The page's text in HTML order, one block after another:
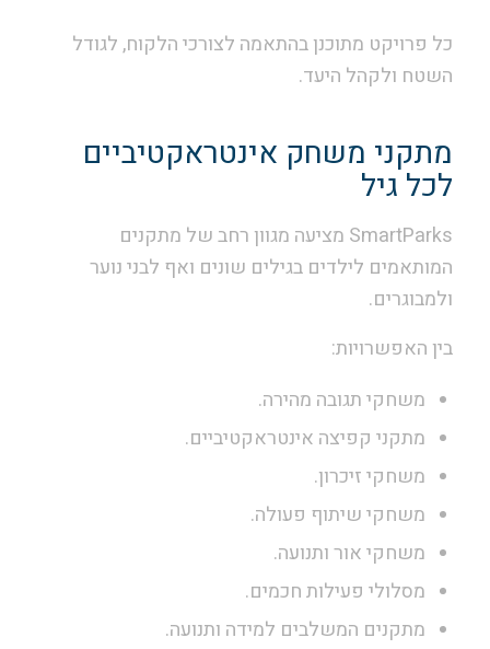
כל פרויקט מתוכנן בהתאמה לצורכי הלקוח, לגודל
השטח ולקהל היעד.
מתקני משחק אינטראקטיביים
לכל גיל
SmartParks מציעה מגוון רחב של מתקנים
המותאמים לילדים בגילים שונים ואף לבני נוער
ולמבוגרים.
בין האפשרויות:
משחקי תגובה מהירה.
מתקני קפיצה אינטראקטיביים.
משחקי זיכרון.
משחקי שיתוף פעולה.
משחקי אור ותנועה.
מסלולי פעילות חכמים.
מתקנים המשלבים למידה ותנועה.